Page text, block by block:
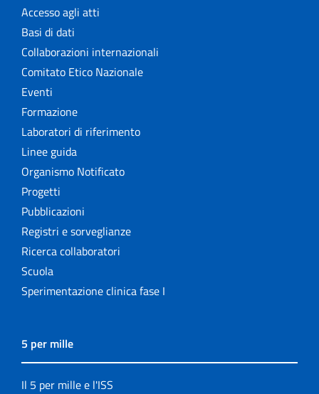
Accesso agli atti
Basi di dati
Collaborazioni internazionali
Comitato Etico Nazionale
Eventi
Formazione
Laboratori di riferimento
Linee guida
Organismo Notificato
Progetti
Pubblicazioni
Registri e sorveglianze
Ricerca collaboratori
Scuola
Sperimentazione clinica fase I
5 per mille
Il 5 per mille e l'ISS